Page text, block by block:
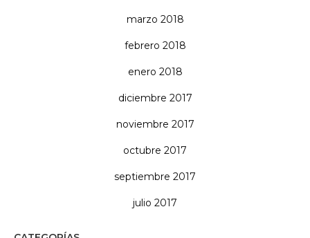
marzo 2018
febrero 2018
enero 2018
diciembre 2017
noviembre 2017
octubre 2017
septiembre 2017
julio 2017